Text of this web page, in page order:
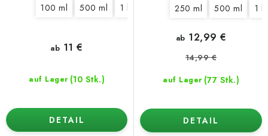
100 ml 500 ml 1 l
auf Lager (10 Stk.)
ab 11 €
DETAIL
250 ml 500 ml 1 l
auf Lager (77 Stk.)
ab 12,99 €
14,99 €
DETAIL